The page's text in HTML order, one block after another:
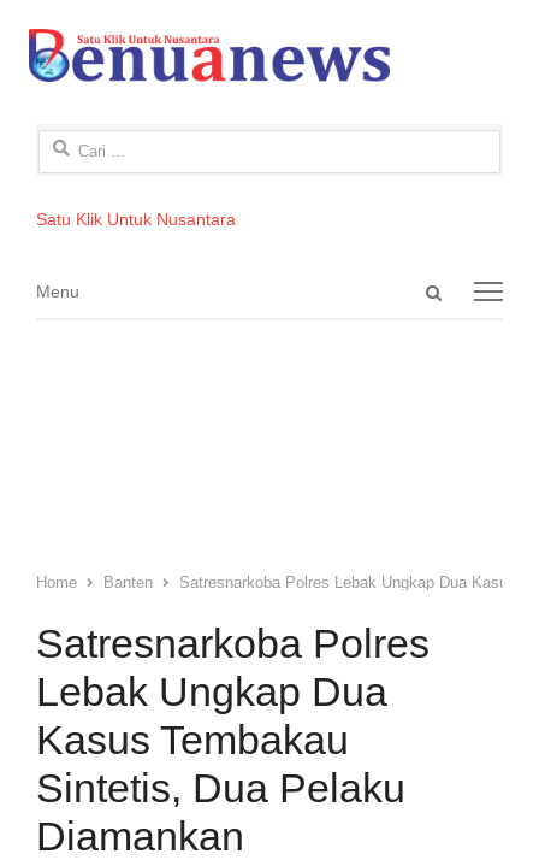
Cari
Satu Klik Untuk Nusantara
Open
Menu
Menu
Home Banten Satresnarkoba Polres Lebak Ungkap Dua Kasus
Satresnarkoba Polres
Lebak Ungkap Dua
Kasus Tembakau
Sintetis, Dua Pelaku
Diamankan